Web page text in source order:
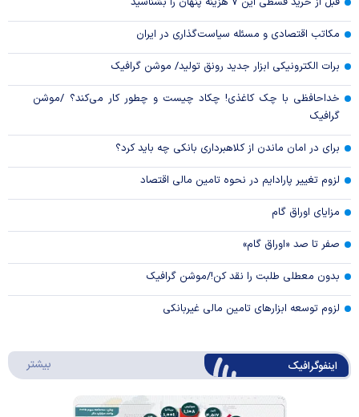
مکاتب اقتصادی و مسئله سیاست‌گذاری در ایران
برات الکترونیکی ابزار جدید رونق تولید/ موشن گرافیک
خداحافظی با چک کاغذی! چکاد چیست و چطور کار می‌کند؟ /موشن
گرافیک
برای در امان ماندن از کلاهبرداری بانکی چه باید کرد؟
لزوم تغییر پارادایم در نحوه تامین مالی اقتصاد
مزایای اوراق گام
صفر تا صد «اوراق گام»
بدون معطلی طلبت را نقد کن!/موشن گرافیک
لزوم توسعه ابزارهای تامین مالی غیربانکی
اینفوگرافیک بیشتر